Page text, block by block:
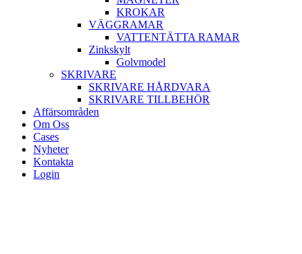
KROKAR
VÄGGRAMAR
VATTENTÄTTA RAMAR
Zinkskylt
Golvmodel
SKRIVARE
SKRIVARE HÅRDVARA
SKRIVARE TILLBEHÖR
Affärsområden
Om Oss
Cases
Nyheter
Kontakta
Login